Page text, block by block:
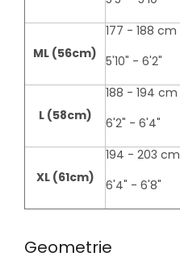
ML (56cm)
177 - 188 cm
5'10" - 6'2"
L (58cm)
188 - 194 cm
6'2" - 6'4"
XL (61cm)
194 - 203 cm
6'4" - 6'8"
Geometrie